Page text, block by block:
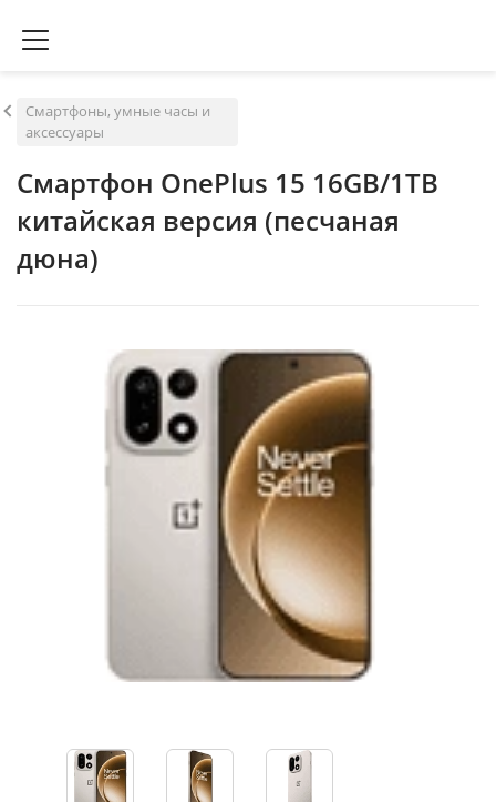
Смартфоны, умные часы и
аксессуары
Смартфон OnePlus 15 16GB/1TB
китайская версия (песчаная
дюна)